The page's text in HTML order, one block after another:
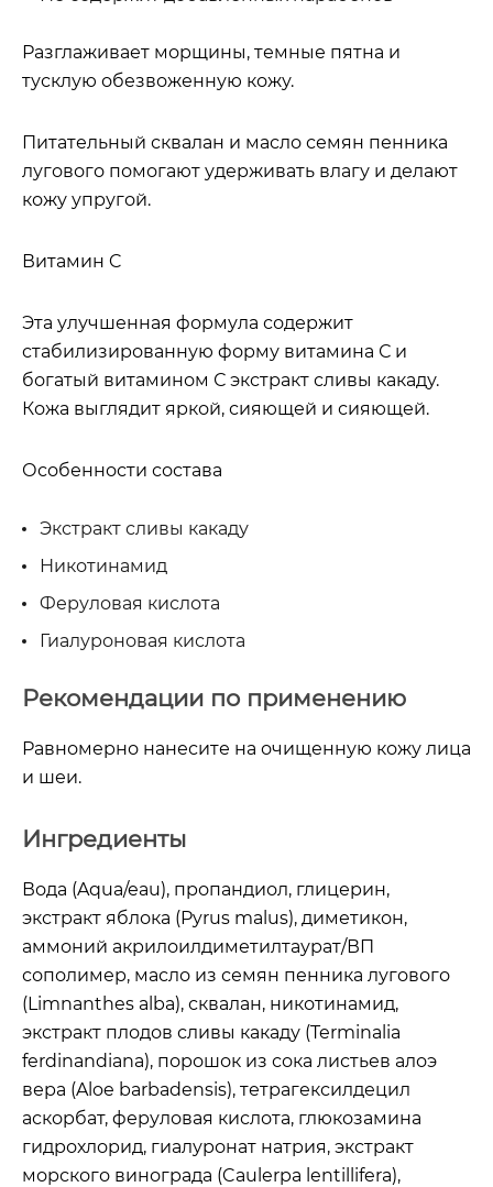
Разглаживает морщины, темные пятна и
тусклую обезвоженную кожу.
Питательный сквалан и масло семян пенника
лугового помогают удерживать влагу и делают
кожу упругой.
Витамин C
Эта улучшенная формула содержит
стабилизированную форму витамина С и
богатый витамином С экстракт сливы какаду.
Кожа выглядит яркой, сияющей и сияющей.
Особенности состава
Экстракт сливы какаду
Никотинамид
Феруловая кислота
Гиалуроновая кислота
Рекомендации по применению
Равномерно нанесите на очищенную кожу лица
и шеи.
Ингредиенты
Вода (Aqua/eau), пропандиол, глицерин,
экстракт яблока (Pyrus malus), диметикон,
аммоний акрилоилдиметилтаурат/ВП
сополимер, масло из семян пенника лугового
(Limnanthes alba), сквалан, никотинамид,
экстракт плодов сливы какаду (Terminalia
ferdinandiana), порошок из сока листьев алоэ
вера (Aloe barbadensis), тетрагексилдецил
аскорбат, феруловая кислота, глюкозамина
гидрохлорид, гиалуронат натрия, экстракт
морского винограда (Caulerpa lentillifera),